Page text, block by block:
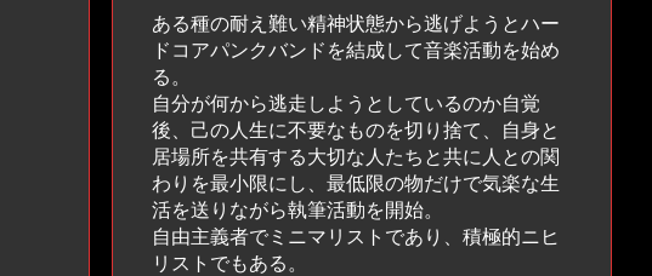
ある種の耐え難い精神状態から逃げようとハー
ドコアパンクバンドを結成して音楽活動を始め
る。
自分が何から逃走しようとしているのか自覚
後、己の人生に不要なものを切り捨て、自身と
居場所を共有する大切な人たちと共に人との関
わりを最小限にし、最低限の物だけで気楽な生
活を送りながら執筆活動を開始。
自由主義者でミニマリストであり、積極的ニヒ
リストでもある。